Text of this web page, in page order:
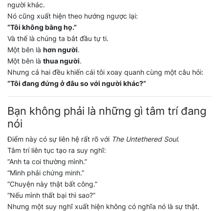
người khác.
Nó cũng xuất hiện theo hướng ngược lại:
“Tôi không bằng họ.”
Và thế là chúng ta bắt đầu tự ti.
Một bên là hơn người.
Một bên là thua người.
Nhưng cả hai đều khiến cái tôi xoay quanh cùng một câu hỏi:
“Tôi đang đứng ở đâu so với người khác?”
Bạn không phải là những gì tâm trí đang
nói
Điểm này có sự liên hệ rất rõ với The Untethered Soul.
Tâm trí liên tục tạo ra suy nghĩ:
“Anh ta coi thường mình.”
“Mình phải chứng minh.”
“Chuyện này thật bất công.”
“Nếu mình thất bại thì sao?”
Nhưng một suy nghĩ xuất hiện không có nghĩa nó là sự thật.